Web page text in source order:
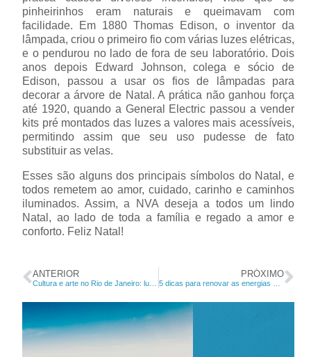
pinheirinhos eram naturais e queimavam com
facilidade. Em 1880 Thomas Edison, o inventor da
lâmpada, criou o primeiro fio com várias luzes elétricas,
e o pendurou no lado de fora de seu laboratório. Dois
anos depois Edward Johnson, colega e sócio de
Edison, passou a usar os fios de lâmpadas para
decorar a árvore de Natal. A prática não ganhou força
até 1920, quando a General Electric passou a vender
kits pré montados das luzes a valores mais acessíveis,
permitindo assim que seu uso pudesse de fato
substituir as velas.
Esses são alguns dos principais símbolos do Natal, e
todos remetem ao amor, cuidado, carinho e caminhos
iluminados. Assim, a NVA deseja a todos um lindo
Natal, ao lado de toda a família e regado a amor e
conforto. Feliz Natal!
ANTERIOR PRÓXIMO